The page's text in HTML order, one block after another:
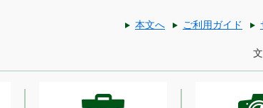
本文へ ご利用ガイド